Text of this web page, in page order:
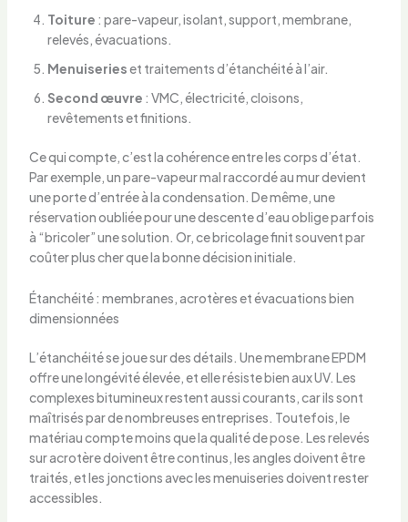
Toiture : pare-vapeur, isolant, support, membrane,
relevés, évacuations.
Menuiserieset traitements d’étanchéité à l’air.
Second œuvre : VMC, électricité, cloisons,
revêtements et finitions.
Ce qui compte, c’est la cohérence entre les corps d’état.
Par exemple, un pare-vapeur mal raccordé au mur devient
une porte d’entrée à la condensation. De même, une
réservation oubliée pour une descente d’eau oblige parfois
à “bricoler” une solution. Or, ce bricolage finit souvent par
coûter plus cher que la bonne décision initiale.
Étanchéité : membranes, acrotères et évacuations bien
dimensionnées
L’étanchéité se joue sur des détails. Une membrane EPDM
offre une longévité élevée, et elle résiste bien aux UV. Les
complexes bitumineux restent aussi courants, car ils sont
maîtrisés par de nombreuses entreprises. Toutefois, le
matériau compte moins que la qualité de pose. Les relevés
sur acrotère doivent être continus, les angles doivent être
traités, et les jonctions avec les menuiseries doivent rester
accessibles.